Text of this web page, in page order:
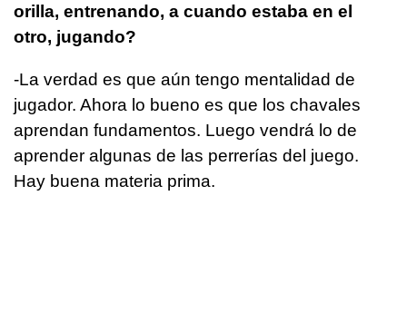
orilla, entrenando, a cuando estaba en el
otro, jugando?
-La verdad es que aún tengo mentalidad de
jugador. Ahora lo bueno es que los chavales
aprendan fundamentos. Luego vendrá lo de
aprender algunas de las perrerías del juego.
Hay buena materia prima.